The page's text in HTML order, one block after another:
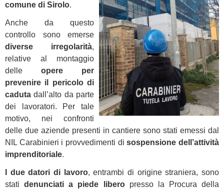
comune di Sirolo.
Anche da questo
controllo sono emerse
diverse irregolarità,
relative al montaggio
delle opere per
prevenire il pericolo di
caduta dall’alto da parte
dei lavoratori. Per tale
motivo, nei confronti
delle due aziende presenti in cantiere sono stati emessi dal
NIL Carabinieri i provvedimenti disospensione dell’attività
imprenditoriale.
I due datori di lavoro, entrambi di origine straniera, sono
statidenunciati a piede liberopresso la Procura della